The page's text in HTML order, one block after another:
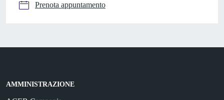
Prenota appuntamento
AMMINISTRAZIONE